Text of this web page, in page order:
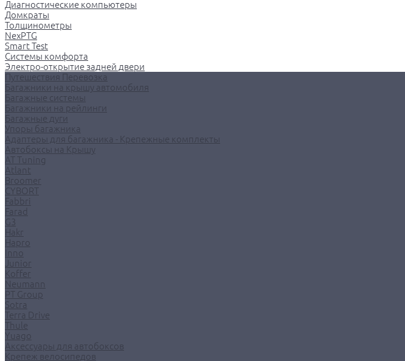
Диагностические компьютеры
Домкраты
Толщинометры
NexPTG
Smart Test
Системы комфорта
Электро-открытие задней двери
Путешествия Перевозка
Багажники на крышу автомобиля
Багажные системы
Багажники на рейлинги
Багажные дуги
Упоры багажника
Адаптеры для багажника - Крепежные комплекты
Автобоксы на Крышу
AT Tuning
Atlant
Broomer
CYBORT
Fabbri
Farad
G3
Hakr
Hapro
Inno
Junior
Koffer
Neumann
PT Group
Sotra
Terra Drive
Thule
Yuago
Аксессуары для автобоксов
Крепеж велосипедов